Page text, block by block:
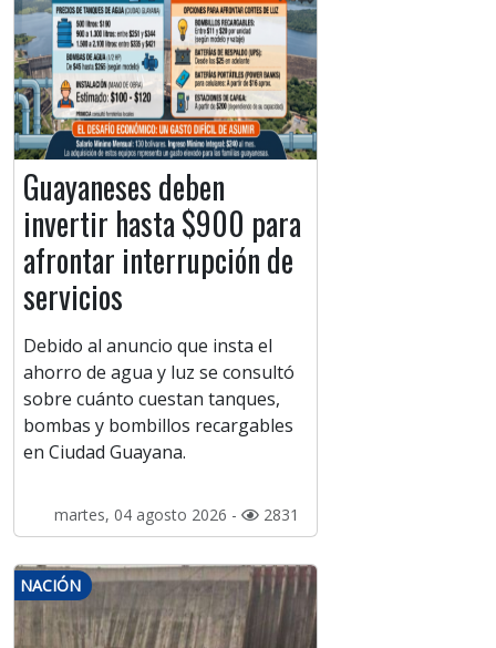
Guayaneses deben
invertir hasta $900 para
afrontar interrupción de
servicios
Debido al anuncio que insta el
ahorro de agua y luz se consultó
sobre cuánto cuestan tanques,
bombas y bombillos recargables
en Ciudad Guayana.
martes, 04 agosto 2026 - 2831
NACIÓN